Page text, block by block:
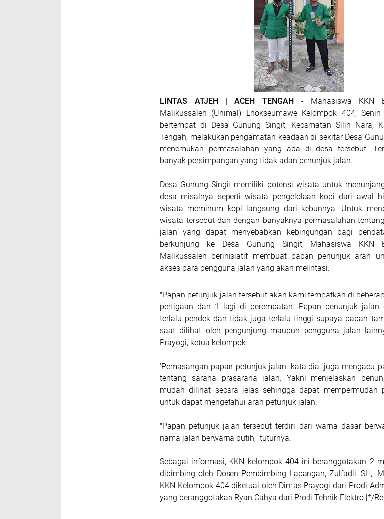
LINTAS ATJEH | ACEH TENGAH - Mahasiswa KKN
Malikussaleh (Unimal) Lhokseumawe Kelompok 404,
bertempat di Desa Gunung Singit, Kecamatan Silih Nara,
Tengah, melakukan pengamatan keadaan di sekitar Desa
menemukan permasalahan yang ada di desa tersebut.
banyak persimpangan yang tidak adan penunjuk jalan.
Desa Gunung Singit memiliki potensi wisata untuk
desa misalnya seperti wisata pengelolaan kopi dari awal
wisata meminum kopi langsung dari kebunnya. Untuk
wisata tersebut dan dengan banyaknya permasalahan
jalan yang dapat menyebabkan kebingungan bagi
berkunjung ke Desa Gunung Singit, Mahasiswa KKN
Malikussaleh berinisiatif membuat papan penunjuk arah
akses para pengguna jalan yang akan melintasi.
"Papan petunjuk jalan tersebut akan kami tempatkan di
pertigaan dan 1 lagi di perempatan. Papan penunjuk jalan
terlalu pendek dan tidak juga terlalu tinggi supaya papan
saat dilihat oleh pengunjung maupun pengguna jalan
Prayogi, ketua kelompok.
’Pemasangan papan petunjuk jalan, kata dia, juga mengacu
tentang sarana prasarana jalan. Yakni menjelaskan
mudah dilihat secara jelas sehingga dapat mempermudah
untuk dapat mengetahui arah petunjuk jalan.
"Papan petunjuk jalan tersebut terdiri dari warna dasar
nama jalan berwarna putih,” tuturnya.
Sebagai informasi, KKN kelompok 404 ini beranggotakan 2
dibimbing oleh Dosen Pembimbing Lapangan, Zulfadli, SH,,
KKN Kelompok 404 diketuai oleh Dimas Prayogi dari Prodi
yang beranggotakan Ryan Cahya dari Prodi Tehnik Elektro.[*/